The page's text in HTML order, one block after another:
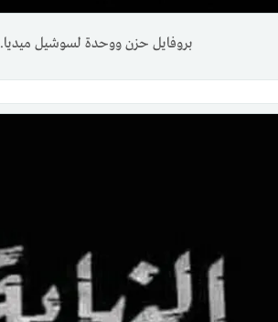
بروفايل حزن ووحدة لسوشيل ميديا.